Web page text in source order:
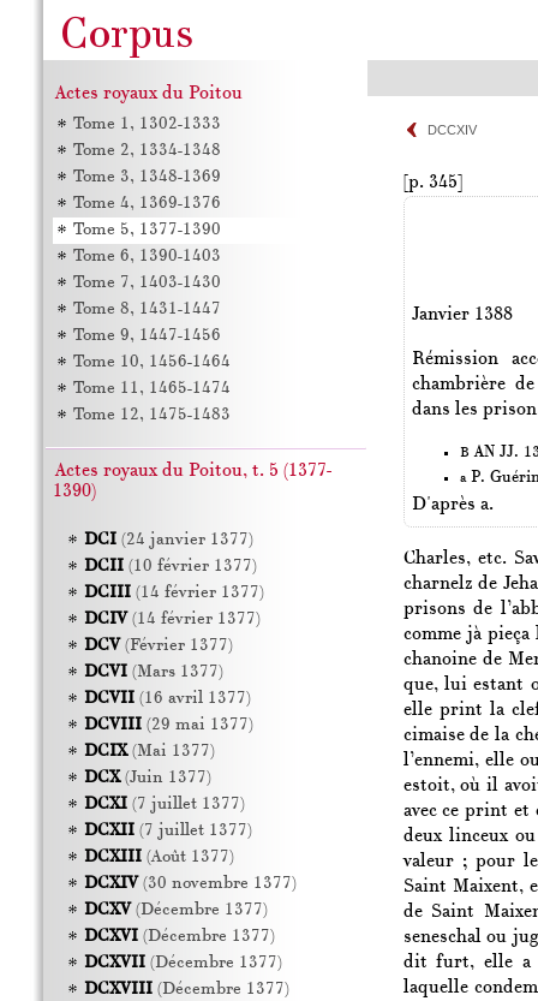
DCCXIV
[p. 345]
Janvier 1388
Rémission
chambrière
dans les
B AN JJ.
aP.
D'après a.
Charles, etc.
charnelz de
prisons de
comme jà pieça
chanoine de
que, lui estant
elle print la
cimaise de la
l’ennemi, elle
estoit, où il
avec ce print et
deux linceux
valeur ; pour
Saint Maixent,
de Saint
seneschal ou
dit furt, elle a
laquelle
Actes royaux du Poitou
Tome 1, 1302-1333
Tome 2, 1334-1348
Tome 3, 1348-1369
Tome 4, 1369-1376
Tome 5, 1377-1390
Tome 6, 1390-1403
Tome 7, 1403-1430
Tome 8, 1431-1447
Tome 9, 1447-1456
Tome 10, 1456-1464
Tome 11, 1465-1474
Tome 12, 1475-1483
Actes royaux du Poitou, t. 5 (1377-
1390)
DCI(24 janvier 1377)
DCII(10 février 1377)
DCIII(14 février 1377)
DCIV(14 février 1377)
DCV(Février 1377)
DCVI(Mars 1377)
DCVII(16 avril 1377)
DCVIII(29 mai 1377)
DCIX(Mai 1377)
DCX(Juin 1377)
DCXI(7 juillet 1377)
DCXII(7 juillet 1377)
DCXIII(Août 1377)
DCXIV(30 novembre 1377)
DCXV(Décembre 1377)
DCXVI(Décembre 1377)
DCXVII(Décembre 1377)
DCXVIII(Décembre 1377)